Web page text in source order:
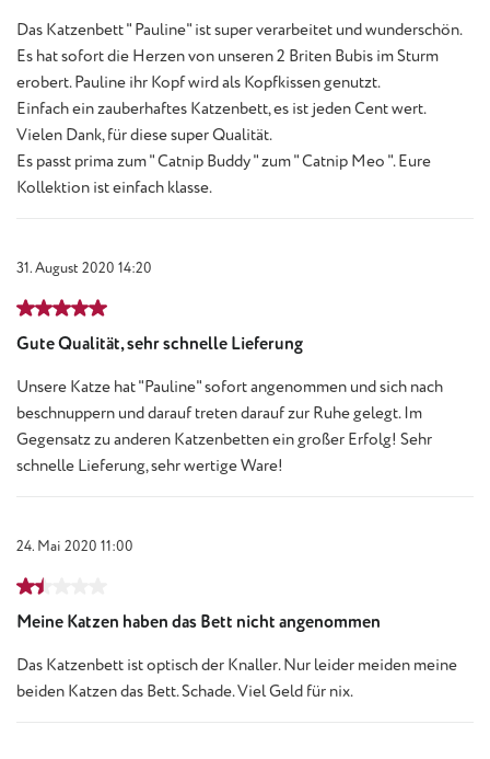
Das Katzenbett " Pauline" ist super verarbeitet und wunderschön.
Es hat sofort die Herzen von unseren 2 Briten Bubis im Sturm
erobert. Pauline ihr Kopf wird als Kopfkissen genutzt.
Einfach ein zauberhaftes Katzenbett, es ist jeden Cent wert.
Vielen Dank, für diese super Qualität.
Es passt prima zum " Catnip Buddy " zum " Catnip Meo ". Eure
Kollektion ist einfach klasse.
31. August 2020 14:20
Bewertung mit 5 von 5 Sternen
Gute Qualität, sehr schnelle Lieferung
Unsere Katze hat "Pauline" sofort angenommen und sich nach
beschnuppern und darauf treten darauf zur Ruhe gelegt. Im
Gegensatz zu anderen Katzenbetten ein großer Erfolg! Sehr
schnelle Lieferung, sehr wertige Ware!
24. Mai 2020 11:00
Bewertung mit 1.5 von 5 Sternen
Meine Katzen haben das Bett nicht angenommen
Das Katzenbett ist optisch der Knaller. Nur leider meiden meine
beiden Katzen das Bett. Schade. Viel Geld für nix.